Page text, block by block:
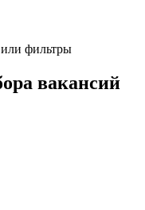
фильтры
вакансий